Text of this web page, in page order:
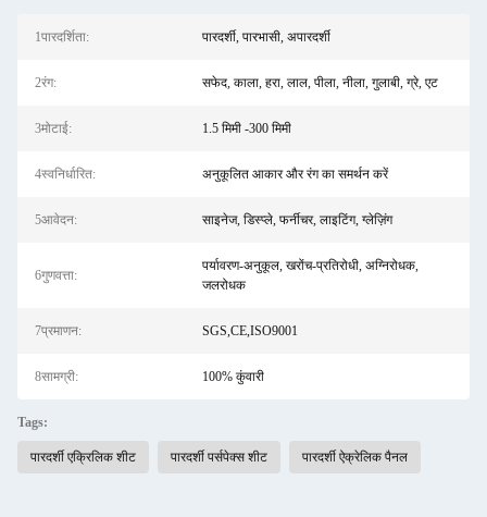
1पारदर्शिता: पारदर्शी, पारभासी, अपारदर्शी
2रंग: सफेद, काला, हरा, लाल, पीला, नीला, गुलाबी, ग्रे, एट
3मोटाई: 1.5 मिमी -300 मिमी
4स्वनिर्धारित: अनुकूलित आकार और रंग का समर्थन करें
5आवेदन: साइनेज, डिस्प्ले, फर्नीचर, लाइटिंग, ग्लेज़िंग
6गुणवत्ता:
पर्यावरण-अनुकूल, खरोंच-प्रतिरोधी, अग्निरोधक,
जलरोधक
7प्रमाणन: SGS,CE,ISO9001
8सामग्री: 100% कुंवारी
Tags:
पारदर्शी एक्रिलिक शीट पारदर्शी पर्सपेक्स शीट पारदर्शी ऐक्रेलिक पैनल